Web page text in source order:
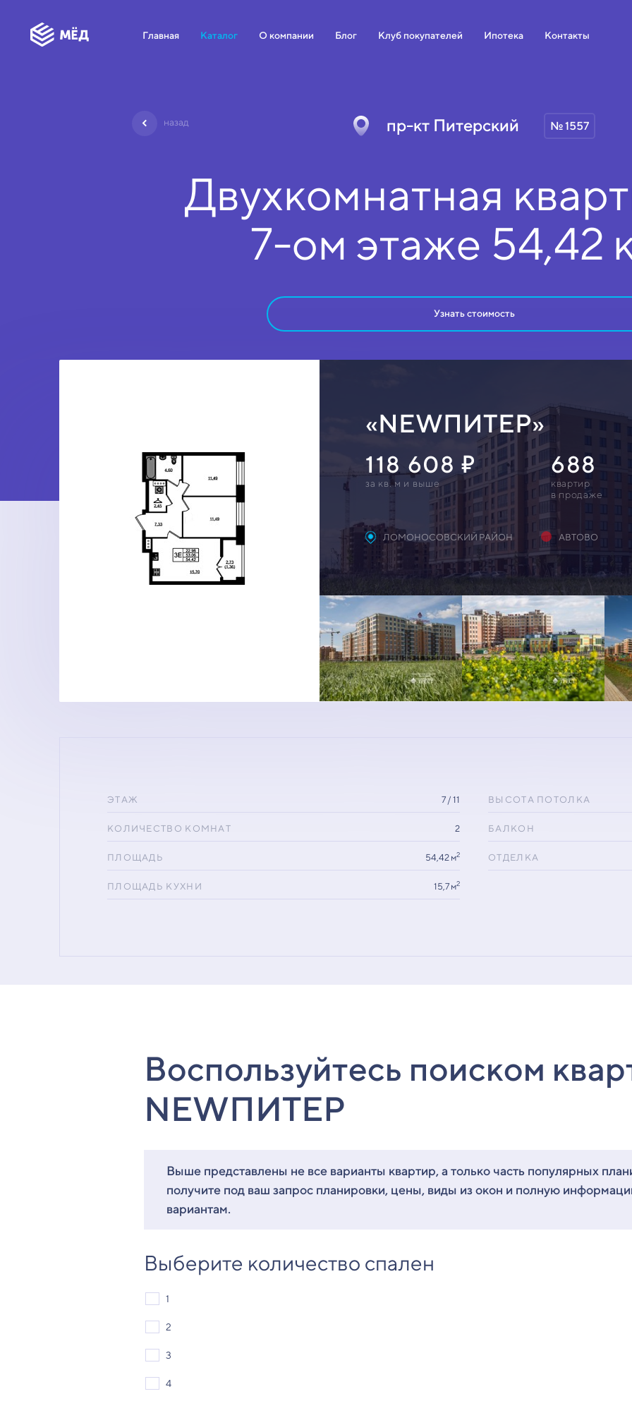
Главная Каталог О компании Блог Клуб покупателей Ипотека Контакты
назад пр-кт Питерский № 1557
Двухкомнатная
7-ом этаже 54,42
Узнать стоимость
«NEWПИТЕР»
118 608
за кв. м и выше
688
квартир
в продаже
ЛОМОНОСОВСКИЙ РАЙОН АВТОВО
ЭТАЖ 7 / 11
КОЛИЧЕСТВО КОМНАТ 2
ПЛОЩАДЬ 54,42 м2
ПЛОЩАДЬ КУХНИ 15,7 м2
ВЫСОТА ПОТОЛКА
БАЛКОН
ОТДЕЛКА
Воспользуйтесь поиском
NEWПИТЕР
Выше представлены не все варианты квартир, а только часть популярных
получите под ваш запрос планировки, цены, виды из окон и полную
вариантам.
Выберите количество спален
1
2
3
4